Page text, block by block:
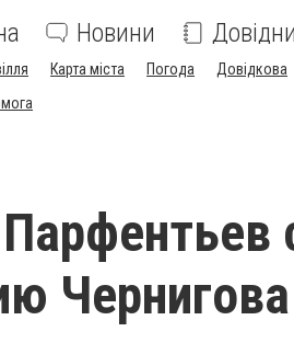
Новини
Карта міста Погода Довідкова
Чернигова